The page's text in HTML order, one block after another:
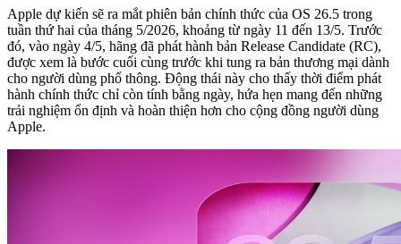
Apple dự kiến sẽ ra mắt phiên bản chính thức của OS 26.5 trong
tuần thứ hai của tháng 5/2026, khoảng từ ngày 11 đến 13/5. Trước
đó, vào ngày 4/5, hãng đã phát hành bản Release Candidate (RC),
được xem là bước cuối cùng trước khi tung ra bản thương mại dành
cho người dùng phổ thông. Động thái này cho thấy thời điểm phát
hành chính thức chỉ còn tính bằng ngày, hứa hẹn mang đến những
trải nghiệm ổn định và hoàn thiện hơn cho cộng đồng người dùng
Apple.